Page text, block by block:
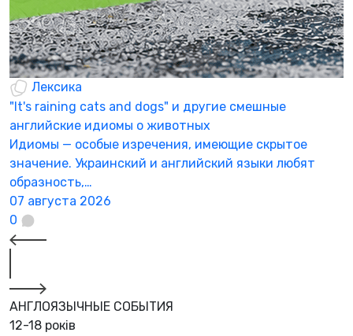
Лексика
"It's raining cats and dogs" и другие смешные
английские идиомы о животных
Идиомы — особые изречения, имеющие скрытое
значение. Украинский и английский языки любят
образность,…
07 августа 2026
0
АНГЛОЯЗЫЧНЫЕ СОБЫТИЯ
12-18 років